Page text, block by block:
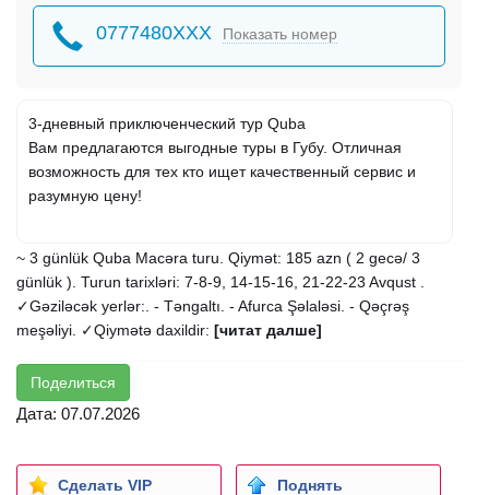
0777480XXX Показать номер
3-дневный приключенческий тур Quba
Вам предлагаются выгодные туры в Губу. Отличная
возможность для тех кто ищет качественный сервис и
разумную цену!
~ 3 günlük Quba Macəra turu. Qiymət: 185 azn ( 2 gecə/ 3
günlük ). Turun tarixləri: 7-8-9, 14-15-16, 21-22-23 Avqust .
✓Gəziləcək yerlər:. - Təngaltı. - Afurca Şəlaləsi. - Qəçrəş
meşəliyi. ✓Qiymətə daxildir: [читат далше]
Поделиться
Дата: 07.07.2026
Сделать VIP Поднять